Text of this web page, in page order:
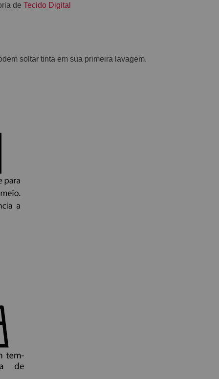
de Tecido Digital
soltar tinta em sua primeira lavagem.